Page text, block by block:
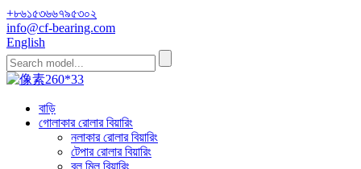
+৮৬১৫৩৬৬৭৯৫৩০২
info@cf-bearing.com
English
বাড়ি
গোলাকার রোলার বিয়ারিং
নলাকার রোলার বিয়ারিং
টেপার রোলার বিয়ারিং
বল মিল বিয়ারিং